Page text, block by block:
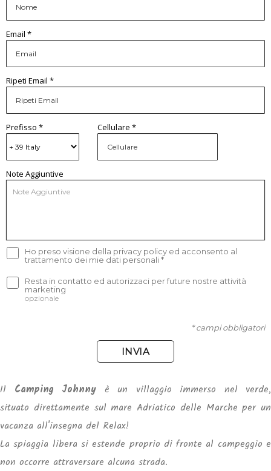
Email *
Ripeti Email *
Prefisso * Cellulare *
Note Aggiuntive
Ho preso visione della privacy policy ed acconsento al
trattamento dei mie dati personali*
Resta in contatto ed autorizzaci per future nostre attività
marketing
opzionale
* campi obbligatori
INVIA
Il Camping Johnny è un villaggio immerso nel verde,
situato direttamente sul mare Adriatico delle Marche per un
vacanza all'insegna del Relax!
La spiaggia libera si estende proprio di fronte al campeggio e
non occorre attraversare alcuna strada.